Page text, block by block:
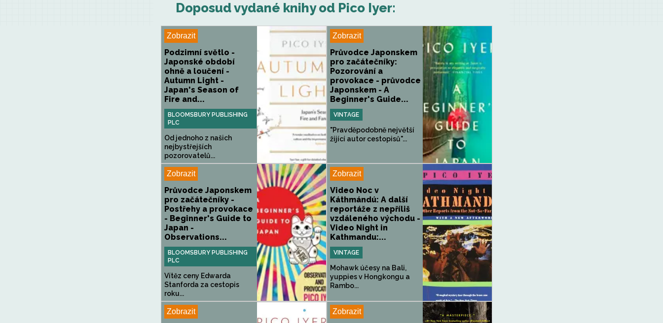
Doposud vydané knihy od Pico Iyer:
Zobrazit
Podzimní světlo -
Japonské období
ohně a loučení -
Autumn Light -
Japan's Season of
Fire and...
BLOOMSBURY PUBLISHING
PLC
Od jednoho z našich
nejbystřejších
pozorovatelů...
Zobrazit
Průvodce Japonskem
pro začátečníky:
Pozorování a
provokace - průvodce
Japonskem - A
Beginner's Guide...
VINTAGE
"Pravděpodobně největší
žijící autor cestopisů"...
Zobrazit
Průvodce Japonskem
pro začátečníky -
Postřehy a provokace
- Beginner's Guide to
Japan -
Observations...
BLOOMSBURY PUBLISHING
PLC
Vítěz ceny Edwarda
Stanforda za cestopis
roku...
Zobrazit
Video Noc v
Káthmándú: A další
reportáže z nepříliš
vzdáleného východu -
Video Night in
Kathmandu:...
VINTAGE
Mohawk účesy na Bali,
yuppies v Hongkongu a
Rambo...
Zobrazit Zobrazit